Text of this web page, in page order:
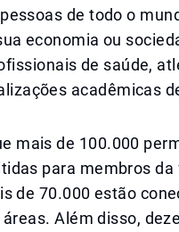
de todo o
economia ou
de saúde,
acadêmicas
mais de 100.000
para membros da
de 70.000 estão
Além disso,